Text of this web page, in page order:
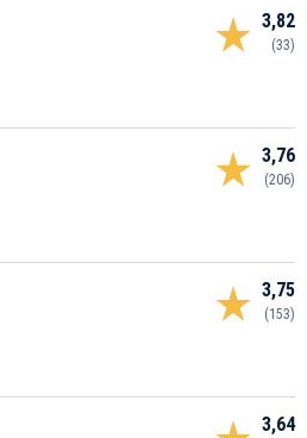
3,82
(33)
3,76
(206)
3,75
(153)
3,64